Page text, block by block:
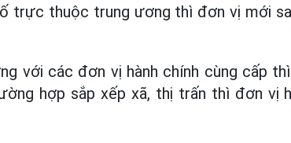
trực thuộc trung ương thì đơn vị mới
với các đơn vị hành chính cùng cấp
hợp sắp xếp xã, thị trấn thì đơn vị